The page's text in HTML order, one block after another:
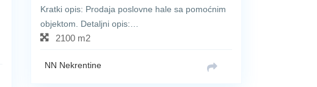
Kratki opis: Prodaja poslovne hale sa pomoćnim
objektom. Detaljni opis:…
2100 m2
NN Nekrentine